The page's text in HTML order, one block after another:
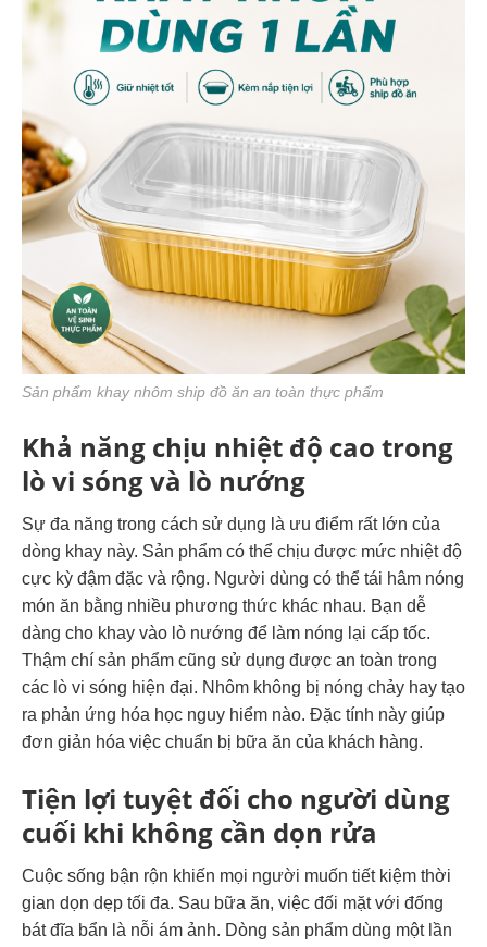
Sản phẩm khay nhôm ship đồ ăn an toàn thực phẩm
Khả năng chịu nhiệt độ cao trong
lò vi sóng và lò nướng
Sự đa năng trong cách sử dụng là ưu điểm rất lớn của
dòng khay này. Sản phẩm có thể chịu được mức nhiệt độ
cực kỳ đậm đặc và rộng. Người dùng có thể tái hâm nóng
món ăn bằng nhiều phương thức khác nhau. Bạn dễ
dàng cho khay vào lò nướng để làm nóng lại cấp tốc.
Thậm chí sản phẩm cũng sử dụng được an toàn trong
các lò vi sóng hiện đại. Nhôm không bị nóng chảy hay tạo
ra phản ứng hóa học nguy hiểm nào. Đặc tính này giúp
đơn giản hóa việc chuẩn bị bữa ăn của khách hàng.
Tiện lợi tuyệt đối cho người dùng
cuối khi không cần dọn rửa
Cuộc sống bận rộn khiến mọi người muốn tiết kiệm thời
gian dọn dẹp tối đa. Sau bữa ăn, việc đối mặt với đống
bát đĩa bẩn là nỗi ám ảnh. Dòng sản phẩm dùng một lần